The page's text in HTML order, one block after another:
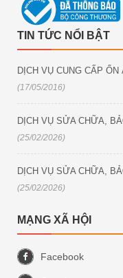
TIN TỨC NỔI BẬT
DỊCH VỤ CUNG CẤP
(17/05/2016)
DỊCH VỤ SỬA CHỮA,
(25/02/2026)
DỊCH VỤ SỬA CHỮA,
(25/02/2026)
MẠNG XÃ HỘI
Facebook